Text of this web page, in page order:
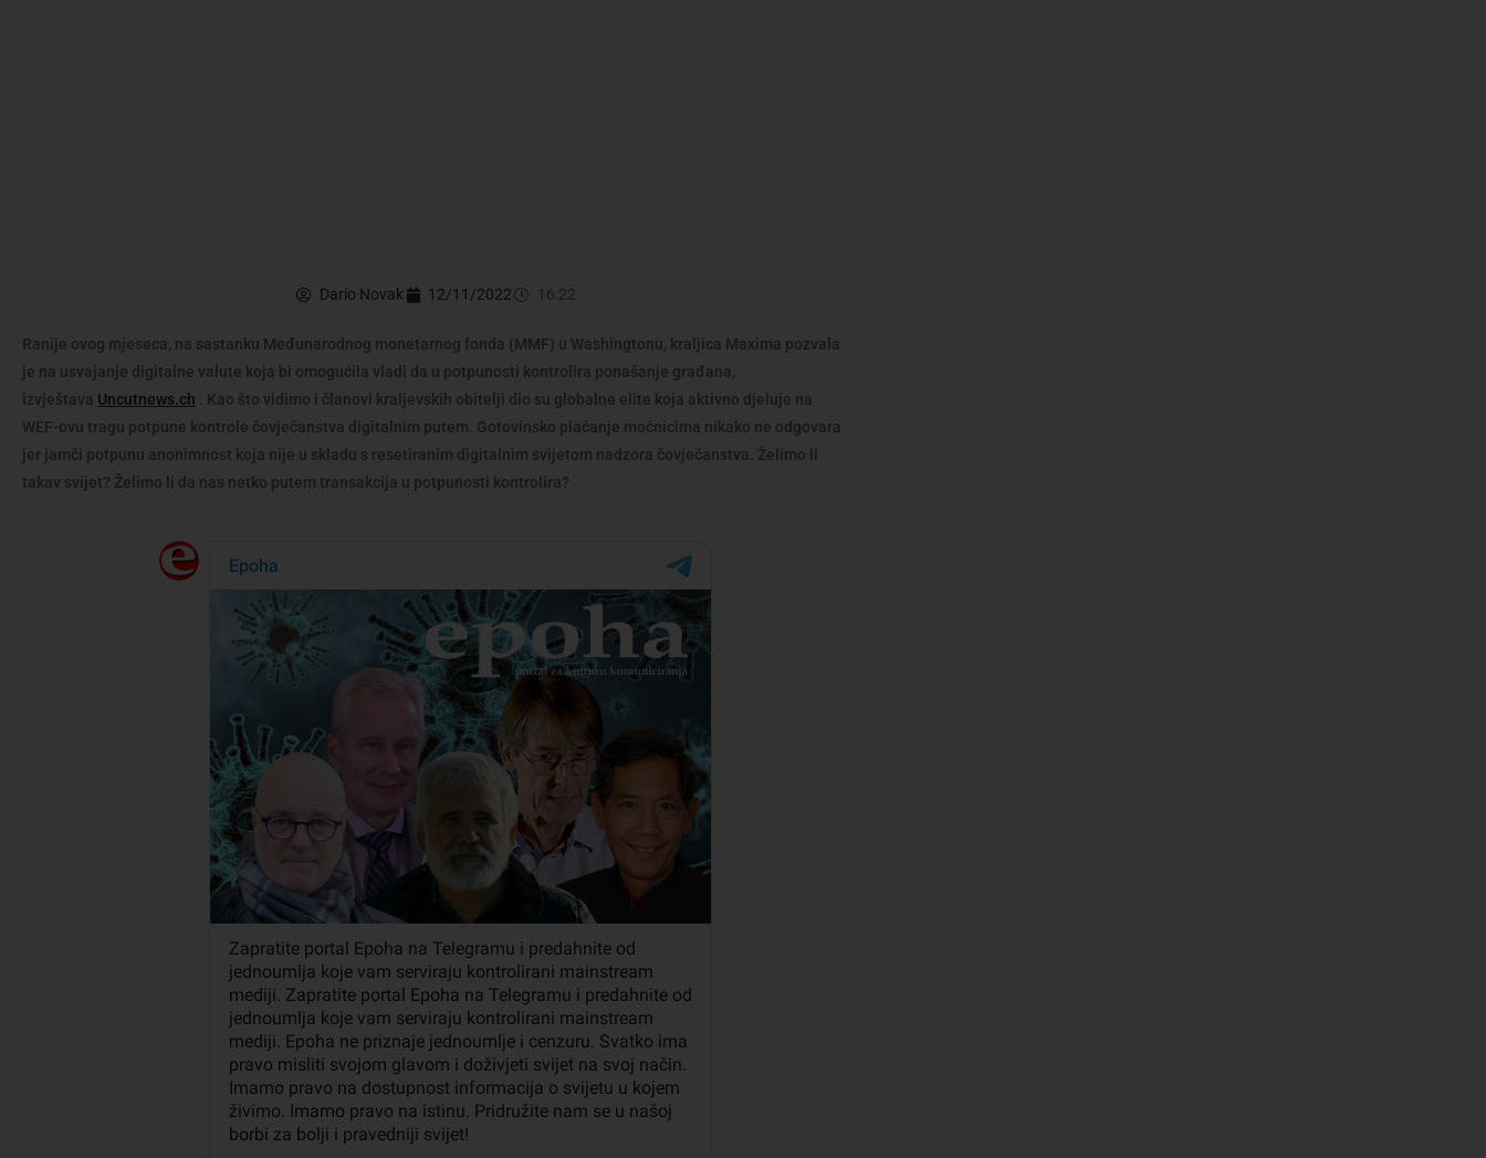
Dario Novak 12/11/2022 16:22
Ranije ovog mjeseca, na sastanku Međunarodnog monetarnog fonda (MMF) u Washingtonu, kraljica Maxima pozvala
je na usvajanje digitalne valute koja bi omogućila vladi da u potpunosti kontrolira ponašanje građana,
izvještava Uncutnews.ch . Kao što vidimo i članovi kraljevskih obitelji dio su globalne elite koja aktivno djeluje na
WEF-ovu tragu potpune kontrole čovječanstva digitalnim putem. Gotovinsko plaćanje moćnicima nikako ne odgovara
jer jamči potpunu anonimnost koja nije u skladu s resetiranim digitalnim svijetom nadzora čovječanstva. Želimo li
takav svijet? Želimo li da nas netko putem transakcija u potpunosti kontrolira?